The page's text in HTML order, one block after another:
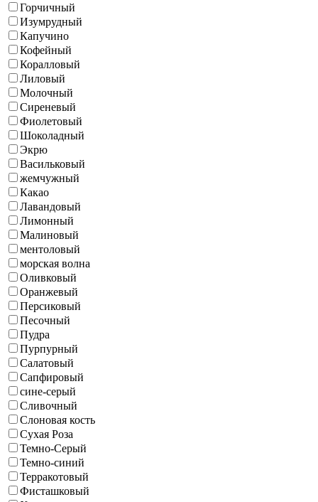
Горчичный
Изумрудный
Капучино
Кофейный
Коралловый
Лиловый
Молочный
Сиреневый
Фиолетовый
Шоколадный
Экрю
Васильковый
жемчужный
Какао
Лавандовый
Лимонный
Малиновый
ментоловый
морская волна
Оливковый
Оранжевый
Персиковый
Песочный
Пудра
Пурпурный
Салатовый
Сапфировый
сине-серый
Сливочный
Слоновая кость
Сухая Роза
Темно-Серый
Темно-синий
Терракотовый
Фисташковый